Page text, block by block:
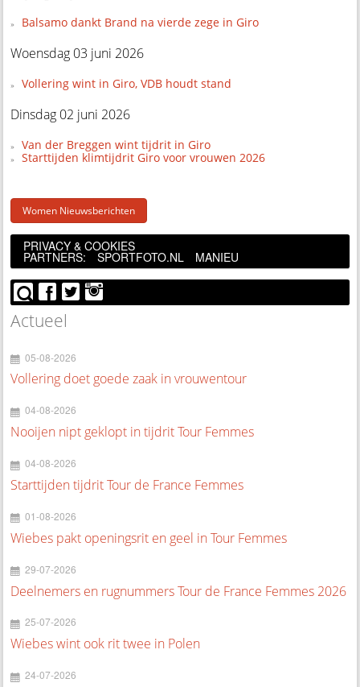
Balsamo dankt Brand na vierde zege in Giro
Woensdag 03 juni 2026
Vollering wint in Giro, VDB houdt stand
Dinsdag 02 juni 2026
Van der Breggen wint tijdrit in Giro
Starttijden klimtijdrit Giro voor vrouwen 2026
Women Nieuwsberichten
PRIVACY & COOKIES
PARTNERS: SPORTFOTO.NL MANIEU
Actueel
05-08-2026
Vollering doet goede zaak in vrouwentour
04-08-2026
Nooijen nipt geklopt in tijdrit Tour Femmes
04-08-2026
Starttijden tijdrit Tour de France Femmes
01-08-2026
Wiebes pakt openingsrit en geel in Tour Femmes
29-07-2026
Deelnemers en rugnummers Tour de France Femmes 2026
25-07-2026
Wiebes wint ook rit twee in Polen
24-07-2026